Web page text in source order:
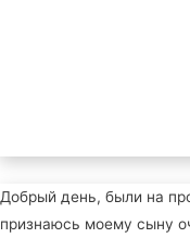
Добрый день, были на
признаюсь моему сыну